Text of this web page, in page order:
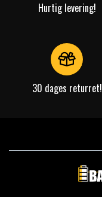
Hurtig levering!
30 dages returret!